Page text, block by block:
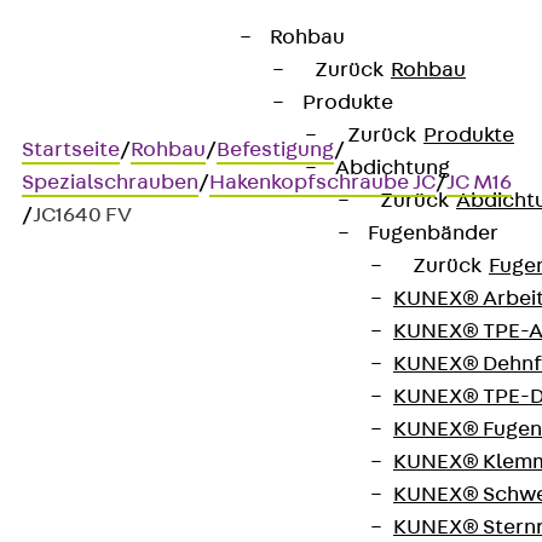
Rohbau
Zurück Rohbau
Produkte
Zurück Produkte
Abdichtung
Zurück
Fugenbänder
Zurück
KUNEX®
KUNEX®
KUNEX®
KUNEX®
KUNEX®
KUNEX®
KUNEX®
KUNEX®
Startseite/Rohbau/Befestigung/
Spezialschrauben/Hakenkopfschraube JC/JC M16
/JC1640 FV
JORDAHL Schraube JC
Hakenkopfschraube